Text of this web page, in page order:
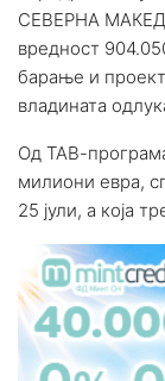
СЕВЕРНА
вредност
барање и
владината
Од ТАВ-
милиони евра,
25 јули, а која